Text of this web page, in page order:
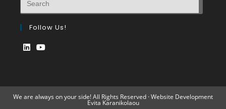
Follow Us!
We are always on your side! All Rights Reserved · Website Development
Evita Karanikolaou